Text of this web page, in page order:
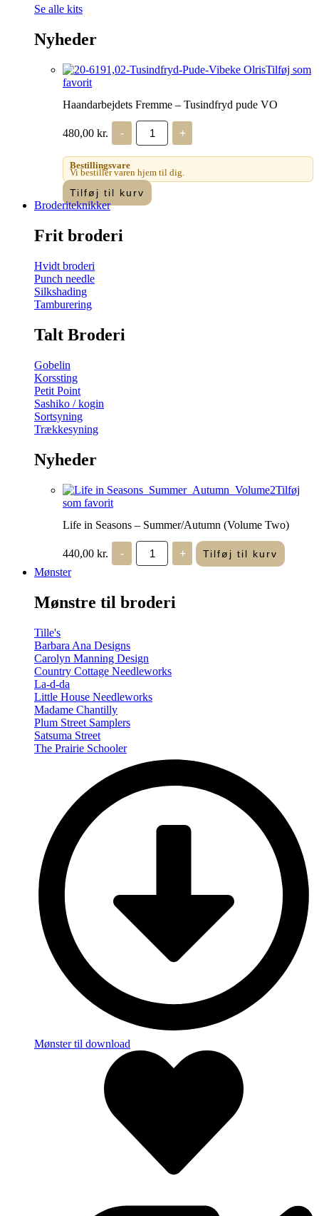
Se alle kits
Nyheder
Tilføj som
favorit
Haandarbejdets Fremme – Tusindfryd pude VO
480,00 kr. -
Haandarbejdets
Fremme
-
Tusindfryd
pude
VO
antal
+
Bestillingsvare
Vi bestiller varen hjem til dig.
Tilføj til kurv
Broderiteknikker
Frit broderi
Hvidt broderi
Punch needle
Silkshading
Tamburering
Talt Broderi
Gobelin
Korssting
Petit Point
Sashiko / kogin
Sortsyning
Trækkesyning
Nyheder
Tilføj
som favorit
Life in Seasons – Summer/Autumn (Volume Two)
440,00 kr. -
Life
Seasons
(Volume
+ Tilføj til kurv
Mønster
Mønstre til broderi
Tille's
Barbara Ana Designs
Carolyn Manning Design
Country Cottage Needleworks
La-d-da
Little House Needleworks
Madame Chantilly
Plum Street Samplers
Satsuma Street
The Prairie Schooler
Mønster til download